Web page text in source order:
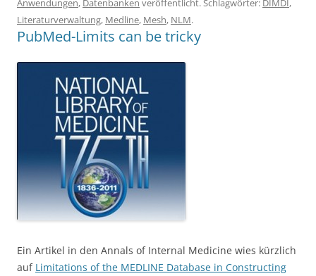
Anwendungen, Datenbanken veröffentlicht. Schlagwörter: DIMDI ,
Literaturverwaltung, Medline, Mesh, NLM.
PubMed-Limits can be tricky
Ein Artikel in den Annals of Internal Medicine wies kürzlich
auf Limitations of the MEDLINE Database in Constructing